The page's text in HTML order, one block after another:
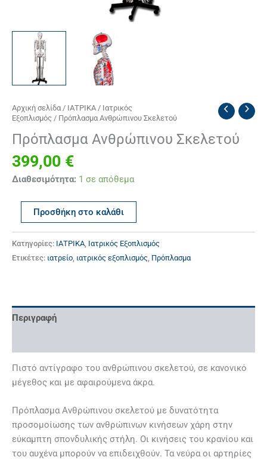
Αρχική σελίδα / ΙΑΤΡΙΚΑ / Ιατρικός
Εξοπλισμός / Πρόπλασμα Ανθρώπινου Σκελετού
Πρόπλασμα Ανθρώπινου Σκελετού
399,00 €
Διαθεσιμότητα: 1 σε απόθεμα
Πρόπλασμα
Ανθρώπινου
Σκελετού
ποσότητα
Προσθήκη στο καλάθι
Κατηγορίες: ΙΑΤΡΙΚΑ Ιατρικός Εξοπλισμός
Ετικέτες: ιατρείο ιατρικός εξοπλισμός Πρόπλασμα
Περιγραφή
Πιστό αντίγραφο του ανθρώπινου σκελετού, σε κανονικό
μέγεθος και με αφαιρούμενα άκρα.
Πρόπλασμα Ανθρώπινου σκελετού με δυνατότητα
προσομοίωσης των ανθρώπινων κινήσεων χάρη στην
εύκαμπτη σπονδυλικής στήλη. Οι κινήσεις του κρανίου και
του αυχένα μπορούν να επιδειχθούν. Τα νεύρα οι αρτηρίες